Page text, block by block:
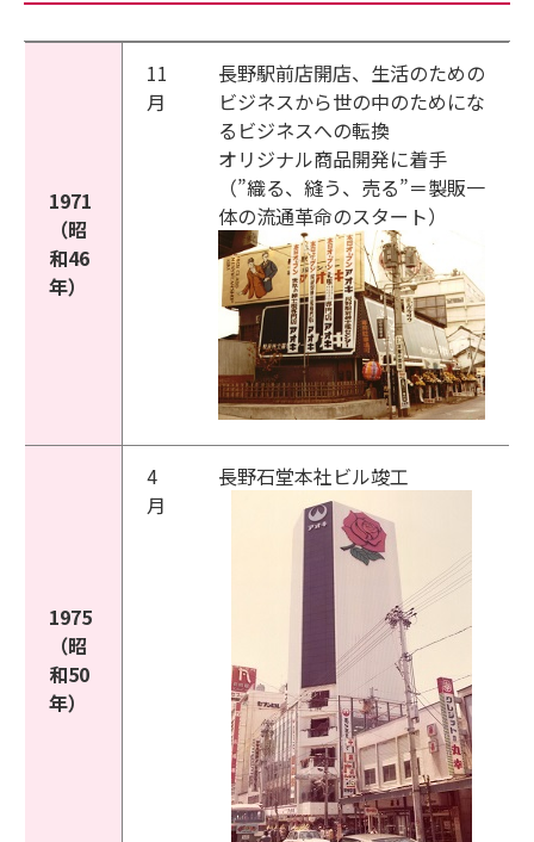
1971
（昭
和46
年）
11
月
長野駅前店開店、生活のための
ビジネスから世の中のためにな
るビジネスへの転換
オリジナル商品開発に着手
（”織る、縫う、売る”＝製販一
体の流通革命のスタート）
1975
（昭
和50
年）
4
月
長野石堂本社ビル竣工